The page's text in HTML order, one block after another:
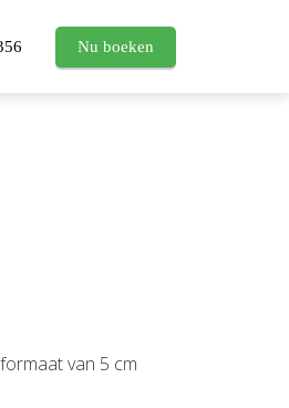
Nu boeken
van 5 cm